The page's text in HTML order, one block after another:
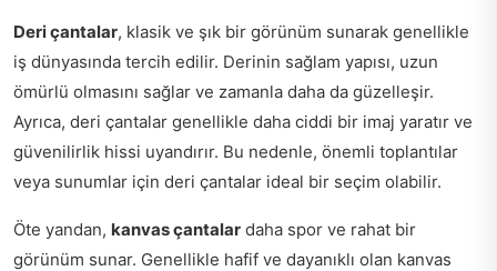
Deri çantalar, klasik ve şık bir görünüm sunarak genellikle
iş dünyasında tercih edilir. Derinin sağlam yapısı, uzun
ömürlü olmasını sağlar ve zamanla daha da güzelleşir.
Ayrıca, deri çantalar genellikle daha ciddi bir imaj yaratır ve
güvenilirlik hissi uyandırır. Bu nedenle, önemli toplantılar
veya sunumlar için deri çantalar ideal bir seçim olabilir.
Öte yandan, kanvas çantalar daha spor ve rahat bir
görünüm sunar. Genellikle hafif ve dayanıklı olan kanvas